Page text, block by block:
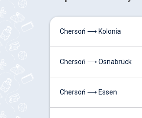
Chersoń ⟶ Kolonia
Chersoń ⟶ Osnabrück
Chersoń ⟶ Essen